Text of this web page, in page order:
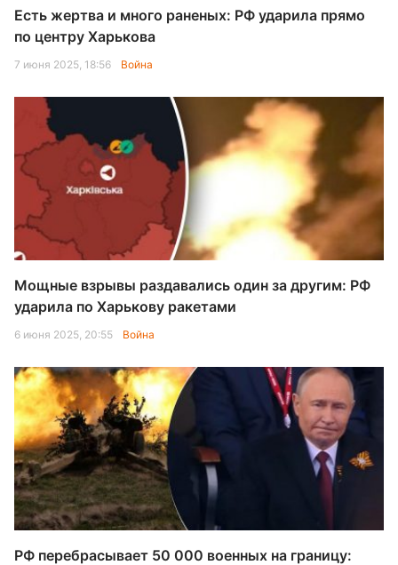
Есть жертва и много раненых: РФ ударила прямо
по центру Харькова
7 июня 2025, 18:56 Война
Мощные взрывы раздавались один за другим: РФ
ударила по Харькову ракетами
6 июня 2025, 20:55 Война
РФ перебрасывает 50 000 военных на границу: